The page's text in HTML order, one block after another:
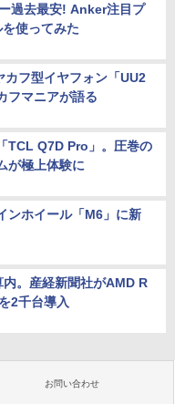
過去最安! Anker注目プ
使ってみた
カフ型イヤフォン「UU2
フマニアが語る
TCL Q7D Pro」。圧巻の
が極上体験に
ンホイール「M6」に新
。産経新聞社がAMD R
2千台導入
お問い合わせ